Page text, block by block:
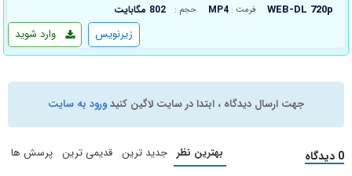
WEB-DL 720p فرمت : MP4 حجم : 802 مگابایت
وارد شوید زیرنویس
جهت ارسال دیدگاه ، ابتدا در سایت لاگین کنیدورود به سایت
0 دیدگاه بهترین نظر جدید ترین قدیمی ترین پرسش ها